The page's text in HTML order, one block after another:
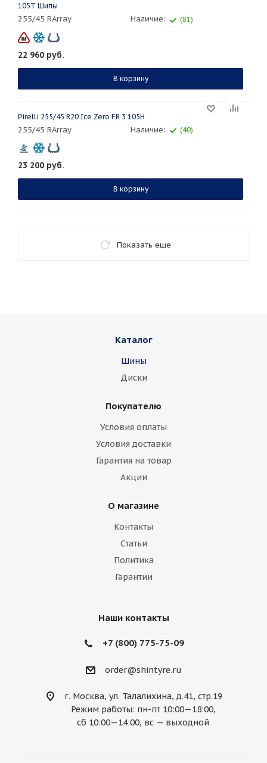
105T Шипы
255/45 RArray Наличие: (81)
22 960 руб.
В корзину
Pirelli 255/45 R20 Ice Zero FR 3 105H
255/45 RArray Наличие: (40)
23 200 руб.
В корзину
Показать еще
Каталог
Шины
Диски
Покупателю
Условия оплаты
Условия доставки
Гарантия на товар
Акции
О магазине
Контакты
Статьи
Политика
Гарантии
Наши контакты
+7 (800) 775-75-09
order@shintyre.ru
г. Москва, ул. Талалихина, д.41, стр.19
Режим работы: пн-пт 10:00—18:00,
сб 10:00—14:00, вс — выходной